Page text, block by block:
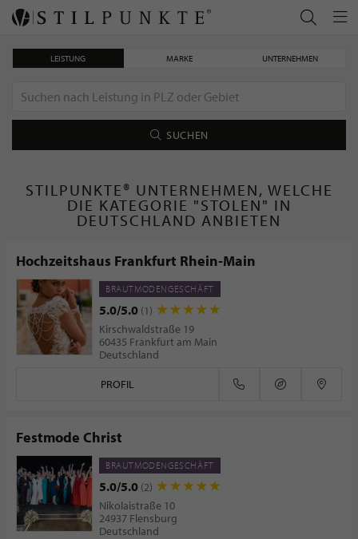
LEISTUNG MARKE UNTERNEHMEN
SUCHEN
STILPUNKTE® UNTERNEHMEN, WELCHE
DIE KATEGORIE "STOLEN" IN
DEUTSCHLAND ANBIETEN
Hochzeitshaus Frankfurt Rhein-Main
BRAUTMODENGESCHÄFT
5.0/5.0 (1)
Kirschwaldstraße 19
60435 Frankfurt am Main
Deutschland
PROFIL
Festmode Christ
BRAUTMODENGESCHÄFT
5.0/5.0 (2)
Nikolaistraße 10
24937 Flensburg
Deutschland